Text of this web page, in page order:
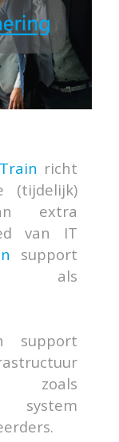
richt
(tijdelijk)
extra
van IT
support
als
support
system